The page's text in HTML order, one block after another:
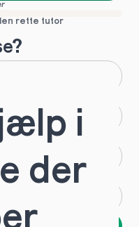
rette tutor
HF
EUX
i
der